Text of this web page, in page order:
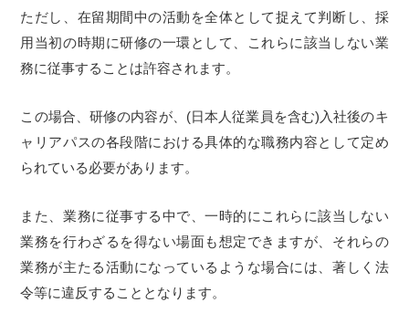
ただし、在留期間中の活動を全体として捉えて判断し、採
用当初の時期に研修の一環として、これらに該当しない業
務に従事することは許容されます。
この場合、研修の内容が、(日本人従業員を含む)入社後のキ
ャリアパスの各段階における具体的な職務内容として定め
られている必要があります。
また、業務に従事する中で、一時的にこれらに該当しない
業務を行わざるを得ない場面も想定できますが、それらの
業務が主たる活動になっているような場合には、著しく法
令等に違反することとなります。